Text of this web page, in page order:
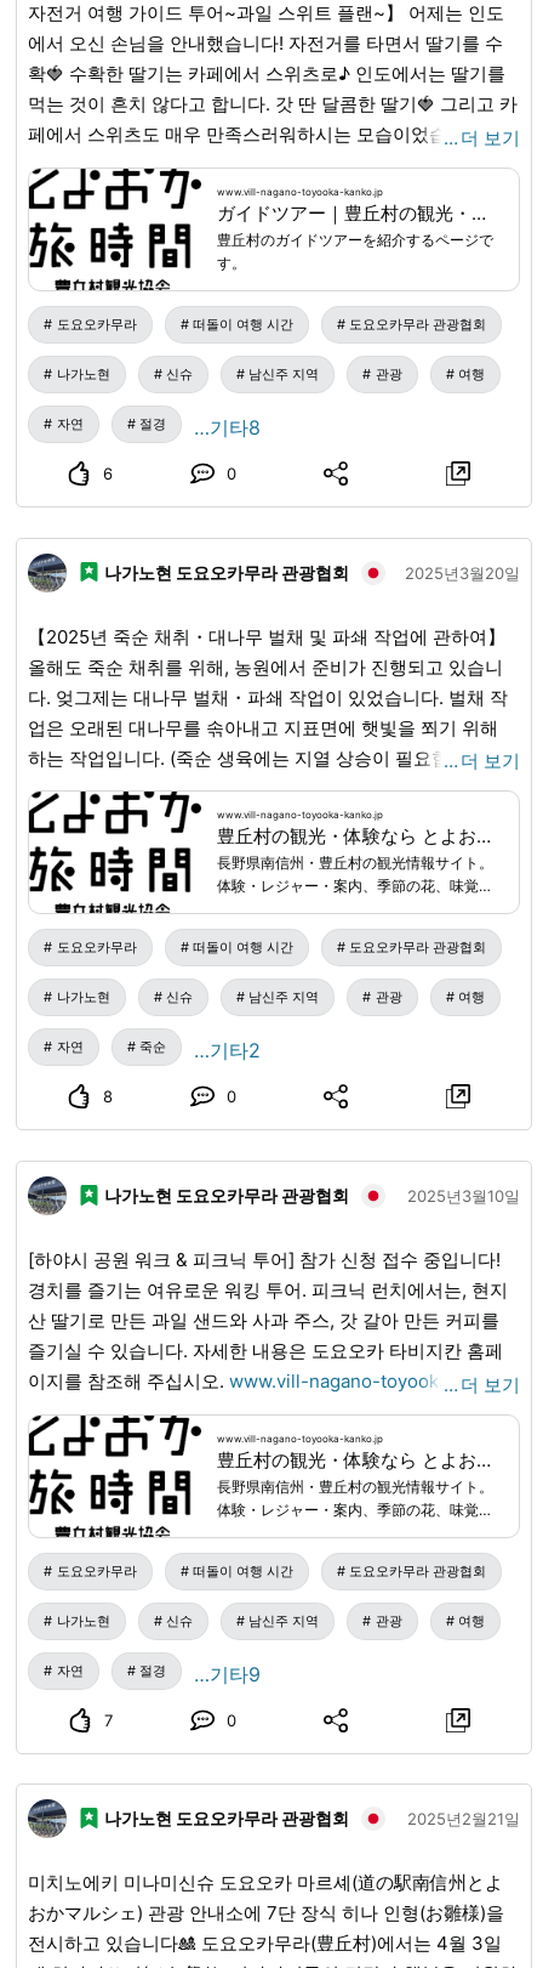
약 방법 예약이 우선입니다. 사전 예약을 추천합니다. ・전화
예약 0265-49-3395 (접수 시간 9:00~18:00) ・WEB 예약
2025년은 6월 21일(토) 10시부터 예약 시작 【도요오카무라
(Toyooka-mura) 관광 협회 홈페이지・2025년 복숭아 따
기】
www.vill-nagano-toyooka-kanko.jp...※WEB 예약은
여기에서 【취소에 대해】 당일 취소 시에도 취소료는 발생하
지 않지만, 취소 시에는 반드시 연락해 주시기 바랍니다.
자전거 여행 가이드 투어~과일 스위트 플랜~】 어제는 인도
에서 오신 손님을 안내했습니다! 자전거를 타면서 딸기를 수
확🍓 수확한 딸기는 카페에서 스위츠로♪ 인도에서는 딸기를
먹는 것이 흔치 않다고 합니다. 갓 딴 달콤한 딸기🍓 그리고 카
페에서 스위츠도 매우 만족스러워하시는 모습이었습니다. 가
이드 투어 정보는 여기↓www.vill-nagano-toyooka-
kanko.jp
... [Cycling Guided Tour - Fruit Sweets Plan]
… 더 보기
www.vill-nagano-toyooka-kanko.jp
ガイドツアー｜豊丘村の観光・体験なら とよおか旅時間｜南信州の自然・食・文化を楽しむ旅
豊丘村のガイドツアーを紹介するページで
す。
도요오카무라 떠돌이 여행 시간 도요오카무라 관광협회
나가노현 신슈 남신주 지역 관광 여행
자연 절경 …기타8
6 0
나가노현 도요오카무라 관광협회 2025년3월20일
【2025년 죽순 채취・대나무 벌채 및 파쇄 작업에 관하여】
올해도 죽순 채취를 위해, 농원에서 준비가 진행되고 있습니
다. 엊그제는 대나무 벌채・파쇄 작업이 있었습니다. 벌채 작
업은 오래된 대나무를 솎아내고 지표면에 햇빛을 쬐기 위해
하는 작업입니다. (죽순 생육에는 지열 상승이 필요합니다.)
벌채한 대나무는 가지와 잎을 제거하고 파쇄기로 잘게 부숩니
다. 대나무 조각은 땅에 뿌려 퇴비로 사용합니다. 이를 통해 토
양의 영양 상태가 향상되어 더욱 맛있는 죽순을 만들 수 있습
니다. 올해 죽순 채취는 현재 실시를 위해 준비 중입니다. 개최
기간은 검토 중이지만, 「4월 중순경~5월 초순경」이 될 것
으로 예상됩니다. 자세한 내용은 도요오카무라(豊丘村) 관광
협회(도요오카 타비지칸(とよおか旅時間)) 홈페이지에서 순
차적으로 공개할 예정이오니, 꼭 확인해 주시기 바랍니다.
www.vill-nagano-toyooka-kanko.jp
… 더 보기
www.vill-nagano-toyooka-kanko.jp
豊丘村の観光・体験なら とよおか旅時間｜南信州の自然・食・文化を楽しむ旅
長野県南信州・豊丘村の観光情報サイト。
体験・レジャー・案内、季節の花、味覚狩
り、飲食、お土産、宿泊、イベント情報な
ど、豊丘村の旅に役立つ情報を紹介しま
す。
도요오카무라 떠돌이 여행 시간 도요오카무라 관광협회
나가노현 신슈 남신주 지역 관광 여행
자연 죽순 …기타2
8 0
나가노현 도요오카무라 관광협회 2025년3월10일
[하야시 공원 워크 & 피크닉 투어] 참가 신청 접수 중입니다!
경치를 즐기는 여유로운 워킹 투어. 피크닉 런치에서는, 현지
산 딸기로 만든 과일 샌드와 사과 주스, 갓 갈아 만든 커피를
즐기실 수 있습니다. 자세한 내용은 도요오카 타비지칸 홈페
이지를 참조해 주십시오.www.vill-nagano-toyooka-
kanko.jp...일시: 4월 5일(토)・4월 6일(일) 모두 오전 11시 집
합~오후 1시 해산 집합 장소: 도요오카 타비지칸(미치노에키
미나미신슈 도요오카 마르쉐(Michinoeki Minamishinshu
Toyooka Marche) 옆입니다) 〒399-3202 나가노현 시모이
나군 도요오카무라 구마시로 12407 신청 방법: ・전화(0265-
49-3395) ・구글 폼(위 페이지에 링크가 게재되어 있습니
다.)
… 더 보기
www.vill-nagano-toyooka-kanko.jp
豊丘村の観光・体験なら とよおか旅時間｜南信州の自然・食・文化を楽しむ旅
長野県南信州・豊丘村の観光情報サイト。
体験・レジャー・案内、季節の花、味覚狩
ど、豊丘村の旅に役立つ情報を紹介しま
す。
도요오카무라 떠돌이 여행 시간 도요오카무라 관광협회
나가노현 신슈 남신주 지역 관광 여행
자연 절경 …기타9
7 0
나가노현 도요오카무라 관광협회 2025년2월21일
미치노에키 미나미신슈 도요오카 마르셰(道の駅南信州とよ
おかマルシェ) 관광 안내소에 7단 장식 히나 인형(お雛様)을
전시하고 있습니다🎎 도요오카무라(豊丘村)에서는 4월 3일